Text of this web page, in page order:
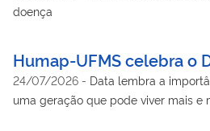
doença
Humap-UFMS celebra o
24/07/2026 - Data lembra a
uma geração que pode viver mais e